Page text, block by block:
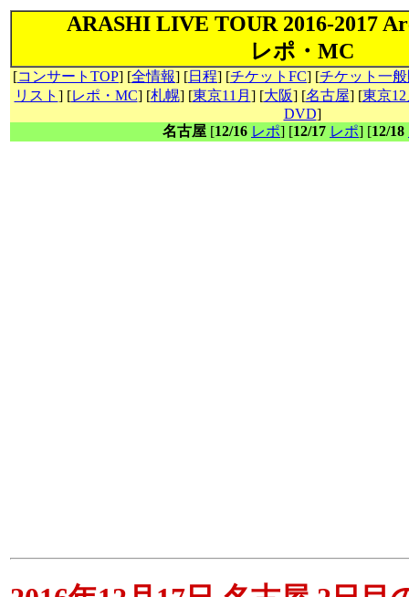
ARASHI LIVE TOUR 2016-2017
レポ・MC
[コンサートTOP] [全情報] [日程] [チケットFC] [チケット一
リスト ] [レポ・MC] [札幌] [東京11月 ] [大阪] [名古屋] [東京12
DVD]
名古屋 [12/16 レポ] [12/17 レポ] [12/18